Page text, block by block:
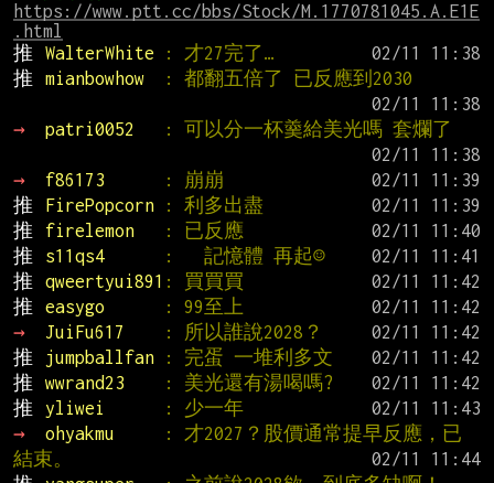
https://www.ptt.cc/bbs/Stock/M.1770781045.A.E1E
.html
推
WalterWhite : 才27完了…
推
mianbowhow
: 都翻五倍了 已反應到2030
→
patri0052
: 可以分一杯羹給美光嗎 套爛了
→
f86173 : 崩崩
推
FirePopcorn : 利多出盡
推
firelemon : 已反應
推
s11qs4 :   記憶體 再起☺
推
qweertyui891 : 買買買
推
easygo : 99至上
→
JuiFu617 : 所以誰說2028？
推
jumpballfan : 完蛋 一堆利多文
推
wwrand23 : 美光還有湯喝嗎?
推
yliwei : 少一年
→
ohyakmu
: 才2027？股價通常提早反應，已
結束。